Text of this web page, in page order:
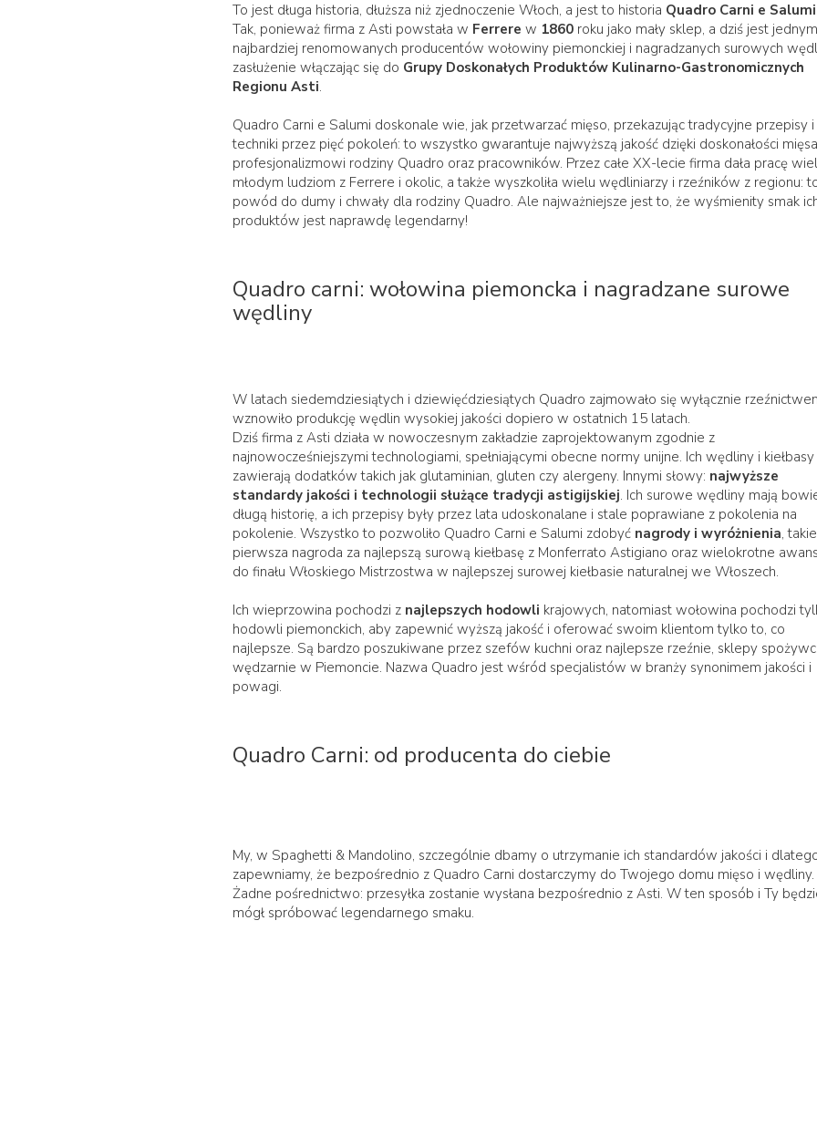
To jest długa historia, dłuższa niż zjednoczenie Włoch, a jest to historia Quadro Carni e Salumi
Tak, ponieważ firma z Asti powstała w Ferrere w 1860 roku jako mały sklep, a dziś jest
najbardziej renomowanych producentów wołowiny piemonckiej i nagradzanych surowych
zasłużenie włączając się do Grupy Doskonałych Produktów Kulinarno-Gastronomicznych
Regionu Asti.
Quadro Carni e Salumi doskonale wie, jak przetwarzać mięso, przekazując tradycyjne przepisy i
techniki przez pięć pokoleń: to wszystko gwarantuje najwyższą jakość dzięki doskonałości
profesjonalizmowi rodziny Quadro oraz pracowników. Przez całe XX-lecie firma dała pracę
młodym ludziom z Ferrere i okolic, a także wyszkoliła wielu wędliniarzy i rzeźników z regionu:
powód do dumy i chwały dla rodziny Quadro. Ale najważniejsze jest to, że wyśmienity smak
produktów jest naprawdę legendarny!
Quadro carni: wołowina piemoncka i nagradzane surowe
wędliny
W latach siedemdziesiątych i dziewięćdziesiątych Quadro zajmowało się wyłącznie
wznowiło produkcję wędlin wysokiej jakości dopiero w ostatnich 15 latach.
Dziś firma z Asti działa w nowoczesnym zakładzie zaprojektowanym zgodnie z
najnowocześniejszymi technologiami, spełniającymi obecne normy unijne. Ich wędliny i kiełbasy
zawierają dodatków takich jak glutaminian, gluten czy alergeny. Innymi słowy: najwyższe
standardy jakości i technologii służące tradycji astigijskiej. Ich surowe wędliny mają
długą historię, a ich przepisy były przez lata udoskonalane i stale poprawiane z pokolenia na
pokolenie. Wszystko to pozwoliło Quadro Carni e Salumi zdobyć nagrody i wyróżnienia,
pierwsza nagroda za najlepszą surową kiełbasę z Monferrato Astigiano oraz wielokrotne
do finału Włoskiego Mistrzostwa w najlepszej surowej kiełbasie naturalnej we Włoszech.
Ich wieprzowina pochodzi z najlepszych hodowli krajowych, natomiast wołowina pochodzi
hodowli piemonckich, aby zapewnić wyższą jakość i oferować swoim klientom tylko to, co
najlepsze. Są bardzo poszukiwane przez szefów kuchni oraz najlepsze rzeźnie, sklepy
wędzarnie w Piemoncie. Nazwa Quadro jest wśród specjalistów w branży synonimem jakości i
powagi.
Quadro Carni: od producenta do ciebie
My, w Spaghetti & Mandolino, szczególnie dbamy o utrzymanie ich standardów jakości i
zapewniamy, że bezpośrednio z Quadro Carni dostarczymy do Twojego domu mięso i wędliny.
Żadne pośrednictwo: przesyłka zostanie wysłana bezpośrednio z Asti. W ten sposób i Ty
mógł spróbować legendarnego smaku.